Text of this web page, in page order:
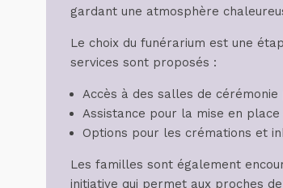
gardant une atmosphère
Le choix du funérarium est une
services sont proposés :
Accès à des salles de
Assistance pour la mise en
Options pour les crémations et
Les familles sont également
initiative qui permet aux proches